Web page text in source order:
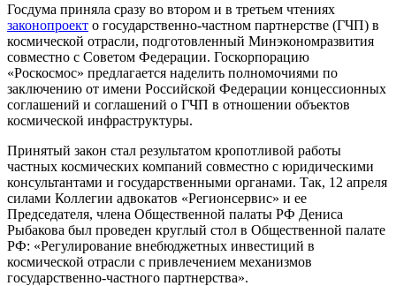
Госдума приняла сразу во втором и в третьем чтениях
законопроект о государственно-частном партнерстве (ГЧП) в
космической отрасли, подготовленный Минэкономразвития
совместно с Советом Федерации. Госкорпорацию
«Роскосмос» предлагается наделить полномочиями по
заключению от имени Российской Федерации концессионных
соглашений и соглашений о ГЧП в отношении объектов
космической инфраструктуры.
Принятый закон стал результатом кропотливой работы
частных космических компаний совместно с юридическими
консультантами и государственными органами. Так, 12 апреля
силами Коллегии адвокатов «Регионсервис» и ее
Председателя, члена Общественной палаты РФ Дениса
Рыбакова был проведен круглый стол в Общественной палате
РФ: «Регулирование внебюджетных инвестиций в
космической отрасли с привлечением механизмов
государственно-частного партнерства».